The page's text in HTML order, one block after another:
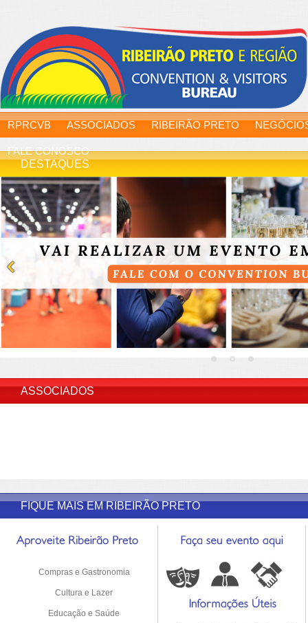
RPRCVB ASSOCIADOS RIBEIRÃO PRETO
FALE CONOSCO
DESTAQUES
ASSOCIADOS
FIQUE MAIS EM RIBEIRÃO PRETO
Compras e Gastronomia
Cultura e Lazer
Educação e Saúde